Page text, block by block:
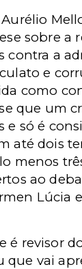
sobre a
contra a
e
como
que um
e só é
até dois
menos
ao
Lúcia
é revisor
que vai